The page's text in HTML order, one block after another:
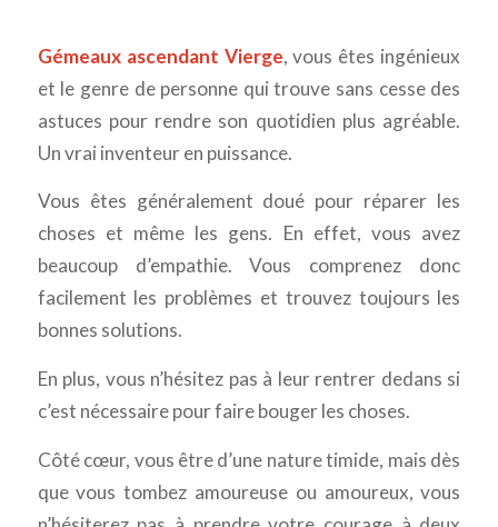
Gémeaux ascendant Vierge, vous êtes ingénieux
et le genre de personne qui trouve sans cesse des
astuces pour rendre son quotidien plus agréable.
Un vrai inventeur en puissance.
Vous êtes généralement doué pour réparer les
choses et même les gens. En effet, vous avez
beaucoup d’empathie. Vous comprenez donc
facilement les problèmes et trouvez toujours les
bonnes solutions.
En plus, vous n’hésitez pas à leur rentrer dedans si
c’est nécessaire pour faire bouger les choses.
Côté cœur, vous être d’une nature timide, mais dès
que vous tombez amoureuse ou amoureux, vous